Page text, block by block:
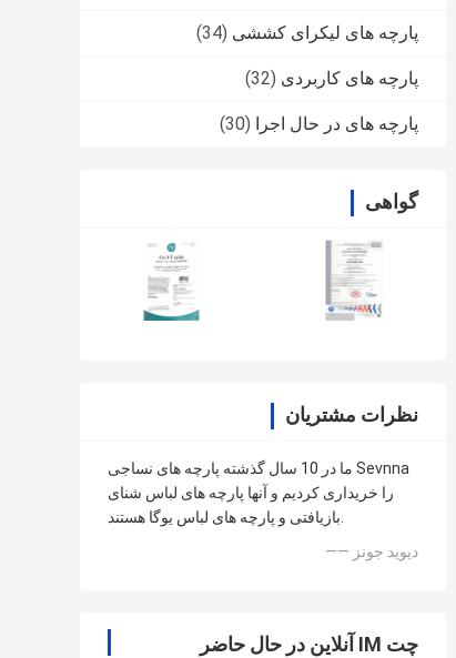
پارچه های لیکرای کششی (34)
پارچه های کاربردی (32)
پارچه های در حال اجرا (30)
گواهی
نظرات مشتریان
ما در 10 سال گذشته پارچه های نساجی Sevnna
را خریداری کردیم و آنها پارچه های لباس شنای
بازیافتی و پارچه های لباس یوگا هستند.
—— دیوید جونز
چت IM آنلاین در حال حاضر